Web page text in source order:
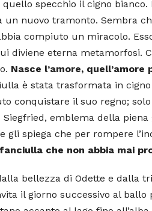
specchio il cigno
un nuovo tramonto. Sembra
compiuto un miracolo.
diviene eterna metamorfosi.
Nasce l’amore,
è stata trasformata in
conquistare il suo regno;
emblema della
gli spiega che per rompere
che non abbia mai
bellezza di Odette e dalla
il giorno successivo al